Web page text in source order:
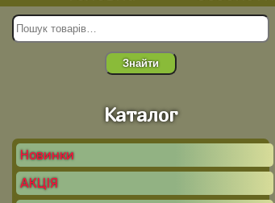
Знайти
Каталог
Новинки
АКЦІЯ